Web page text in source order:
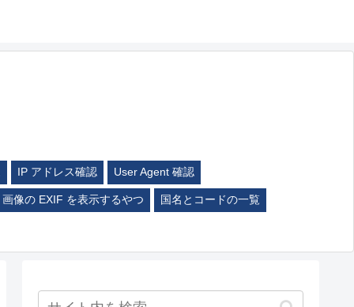
IP アドレス確認 User Agent 確認
画像の EXIF を表示するやつ 国名とコードの一覧